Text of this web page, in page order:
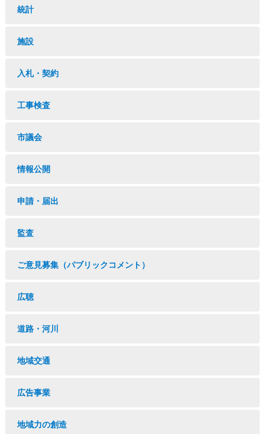
統計
施設
入札・契約
工事検査
市議会
情報公開
申請・届出
監査
ご意見募集（パブリックコメント）
広聴
道路・河川
地域交通
広告事業
地域力の創造